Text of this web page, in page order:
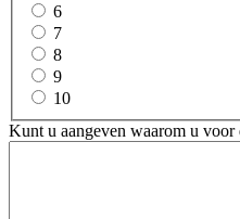
6
7
8
9
10
Kunt u aangeven waarom u